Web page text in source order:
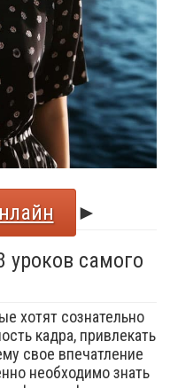
►
уроков самого
хотят сознательно
кадра, привлекать
свое впечатление
необходимо знать